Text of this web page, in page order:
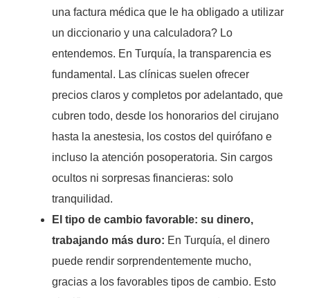
una factura médica que le ha obligado a utilizar
un diccionario y una calculadora? Lo
entendemos. En Turquía, la transparencia es
fundamental. Las clínicas suelen ofrecer
precios claros y completos por adelantado, que
cubren todo, desde los honorarios del cirujano
hasta la anestesia, los costos del quirófano e
incluso la atención posoperatoria. Sin cargos
ocultos ni sorpresas financieras: solo
tranquilidad.
El tipo de cambio favorable: su dinero,
trabajando más duro: En Turquía, el dinero
puede rendir sorprendentemente mucho,
gracias a los favorables tipos de cambio. Esto